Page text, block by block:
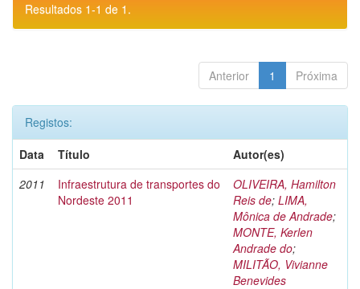
Resultados 1-1 de 1.
Anterior 1 Próxima
Registos:
Data
Título
Autor(es)
2011
Infraestrutura de transportes do
Nordeste 2011
OLIVEIRA, Hamilton
Reis de; LIMA,
Mônica de Andrade;
MONTE, Kerlen
Andrade do;
MILITÃO, Vivianne
Benevides